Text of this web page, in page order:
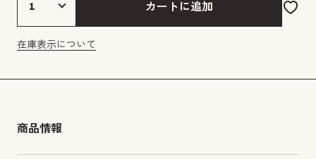
カートに追加
在庫表示について
商品情報